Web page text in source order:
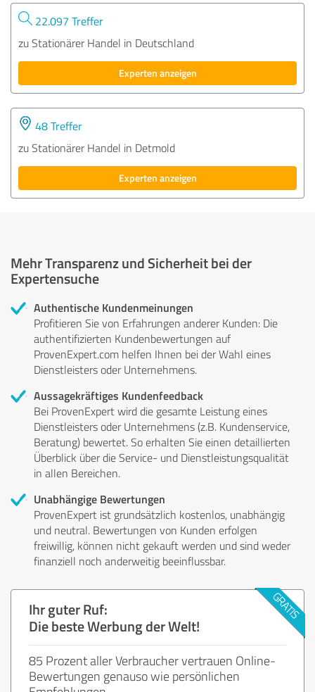
22.097 Treffer
zu Stationärer Handel in Deutschland
Experten anzeigen
48 Treffer
zu Stationärer Handel in Detmold
Experten anzeigen
Mehr Transparenz und Sicherheit bei der
Expertensuche
Authentische Kundenmeinungen
Profitieren Sie von Erfahrungen anderer Kunden: Die
authentifizierten Kundenbewertungen auf
ProvenExpert.com helfen Ihnen bei der Wahl eines
Dienstleisters oder Unternehmens.
Aussagekräftiges Kundenfeedback
Bei ProvenExpert wird die gesamte Leistung eines
Dienstleisters oder Unternehmens (z.B. Kundenservice,
Beratung) bewertet. So erhalten Sie einen detaillierten
Überblick über die Service- und Dienstleistungsqualität
in allen Bereichen.
Unabhängige Bewertungen
ProvenExpert ist grundsätzlich kostenlos, unabhängig
und neutral. Bewertungen von Kunden erfolgen
freiwillig, können nicht gekauft werden und sind weder
finanziell noch anderweitig beeinflussbar.
Ihr guter Ruf:
Die beste Werbung der Welt!
85 Prozent aller Verbraucher vertrauen Online-
Bewertungen genauso wie persönlichen